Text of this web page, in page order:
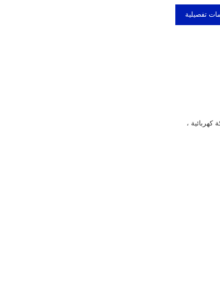
تفصيلية
كهربائية ،